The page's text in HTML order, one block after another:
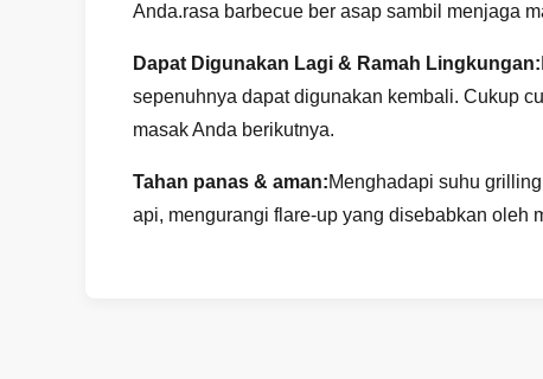
Anda.rasa barbecue ber asap sambil menjaga
Dapat Digunakan Lagi & Ramah Lingkungan:
sepenuhnya dapat digunakan kembali. Cukup
masak Anda berikutnya.
Tahan panas & aman:Menghadapi suhu
api, mengurangi flare-up yang disebabkan oleh